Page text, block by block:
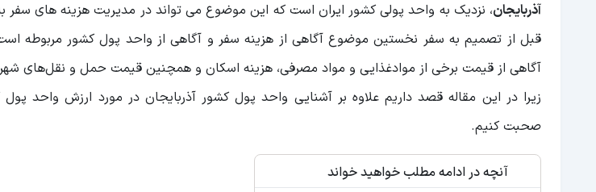
آذربایجان، نزدیک به واحد پولی کشور ایران است که این موضوع می تواند در مدیریت هزینه های سفر به
قبل از تصمیم به سفر نخستین موضوع آگاهی از هزینه سفر و آگاهی از واحد پول کشور مربوطه
آگاهی از قیمت برخی از موادغذایی و مواد مصرفی، هزینه اسکان و همچنین قیمت حمل و نقل‌های شهری
زیرا در این مقاله قصد داریم علاوه بر آشنایی واحد پول کشور آذربایجان در مورد ارزش واحد پول
صحبت کنیم.
آنچه در ادامه مطلب خواهید خواند